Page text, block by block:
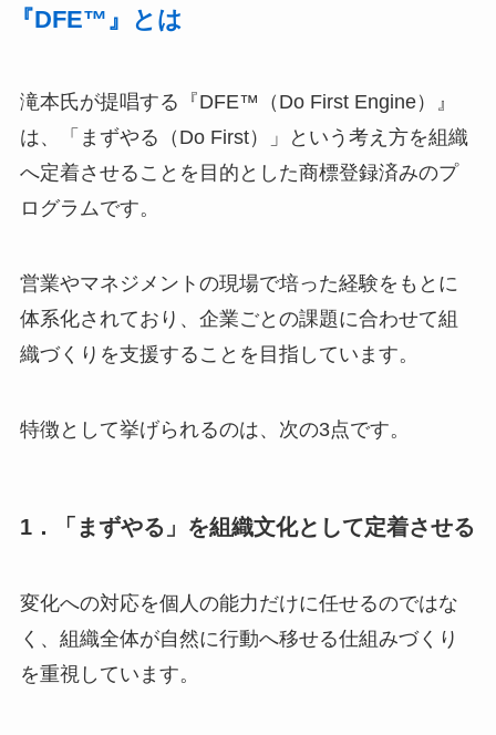
『DFE™』とは
滝本氏が提唱する『DFE™（Do First Engine）』
は、「まずやる（Do First）」という考え方を組織
へ定着させることを目的とした商標登録済みのプ
ログラムです。
営業やマネジメントの現場で培った経験をもとに
体系化されており、企業ごとの課題に合わせて組
織づくりを支援することを目指しています。
特徴として挙げられるのは、次の3点です。
1．「まずやる」を組織文化として定着させる
変化への対応を個人の能力だけに任せるのではな
く、組織全体が自然に行動へ移せる仕組みづくり
を重視しています。